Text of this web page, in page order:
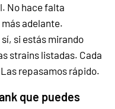
No hace falta
adelante.
sí, si estás mirando
strains listadas. Cada
repasamos rápido.
que puedes